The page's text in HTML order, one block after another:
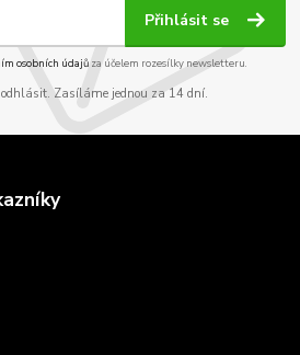
Přihlásit se
osobních údajůza účelem rozesílky newsletteru.
odhlásit. Zasíláme jednou za 14 dní.